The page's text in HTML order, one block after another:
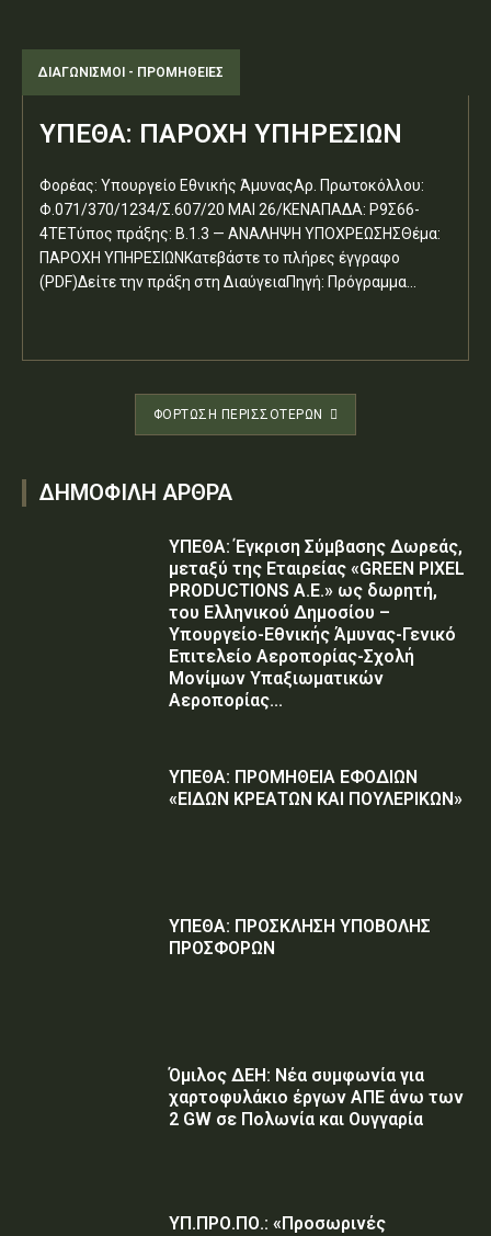
ΔΙΑΓΩΝΙΣΜΟΊ - ΠΡΟΜΉΘΕΙΕΣ
ΥΠΕΘΑ: ΠΑΡΟΧΗ ΥΠΗΡΕΣΙΩΝ
Φορέας: Υπουργείο Εθνικής ΆμυναςΑρ. Πρωτοκόλλου:
Φ.071/370/1234/Σ.607/20 ΜΑΙ 26/ΚΕΝΑΠΑΔΑ: Ρ9Σ66-
4ΤΕΤύπος πράξης: Β.1.3 — ΑΝΑΛΗΨΗ ΥΠΟΧΡΕΩΣΗΣΘέμα:
ΠΑΡΟΧΗ ΥΠΗΡΕΣΙΩΝΚατεβάστε το πλήρες έγγραφο
(PDF)Δείτε την πράξη στη ΔιαύγειαΠηγή: Πρόγραμμα...
ΦΌΡΤΩΣΗ ΠΕΡΙΣΣΟΤΈΡΩΝ
ΔΗΜΟΦΙΛΗ ΑΡΘΡΑ
ΥΠΕΘΑ: Έγκριση Σύμβασης Δωρεάς,
μεταξύ της Εταιρείας «GREEN PIXEL
PRODUCTIONS Α.Ε.» ως δωρητή,
του Ελληνικού Δημοσίου –
Υπουργείο-Εθνικής Άμυνας-Γενικό
Επιτελείο Αεροπορίας-Σχολή
Μονίμων Υπαξιωματικών
Αεροπορίας...
ΥΠΕΘΑ: ΠΡΟΜΗΘΕΙΑ ΕΦΟΔΙΩΝ
«ΕΙΔΩΝ ΚΡΕΑΤΩΝ ΚΑΙ ΠΟΥΛΕΡΙΚΩΝ»
ΥΠΕΘΑ: ΠΡΟΣΚΛΗΣΗ ΥΠΟΒΟΛΗΣ
ΠΡΟΣΦΟΡΩΝ
Όμιλος ΔΕΗ: Νέα συμφωνία για
χαρτοφυλάκιο έργων ΑΠΕ άνω των
2 GW σε Πολωνία και Ουγγαρία
ΥΠ.ΠΡΟ.ΠΟ.: «Προσωρινές